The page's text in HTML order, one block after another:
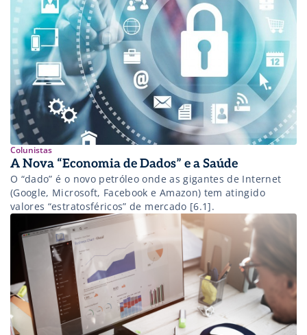
Colunistas
A Nova “Economia de Dados” e a Saúde
O “dado” é o novo petróleo onde as gigantes de Internet
(Google, Microsoft, Facebook e Amazon) tem atingido
valores “estratosféricos” de mercado [6.1].